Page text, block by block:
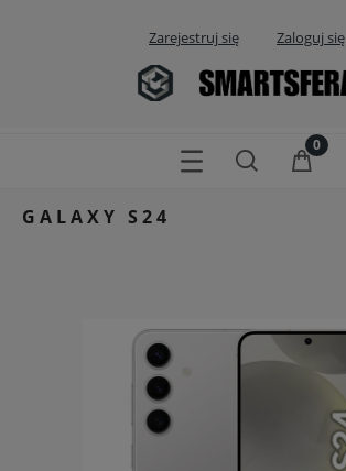
Zarejestruj się Zaloguj się
GALAXY S24